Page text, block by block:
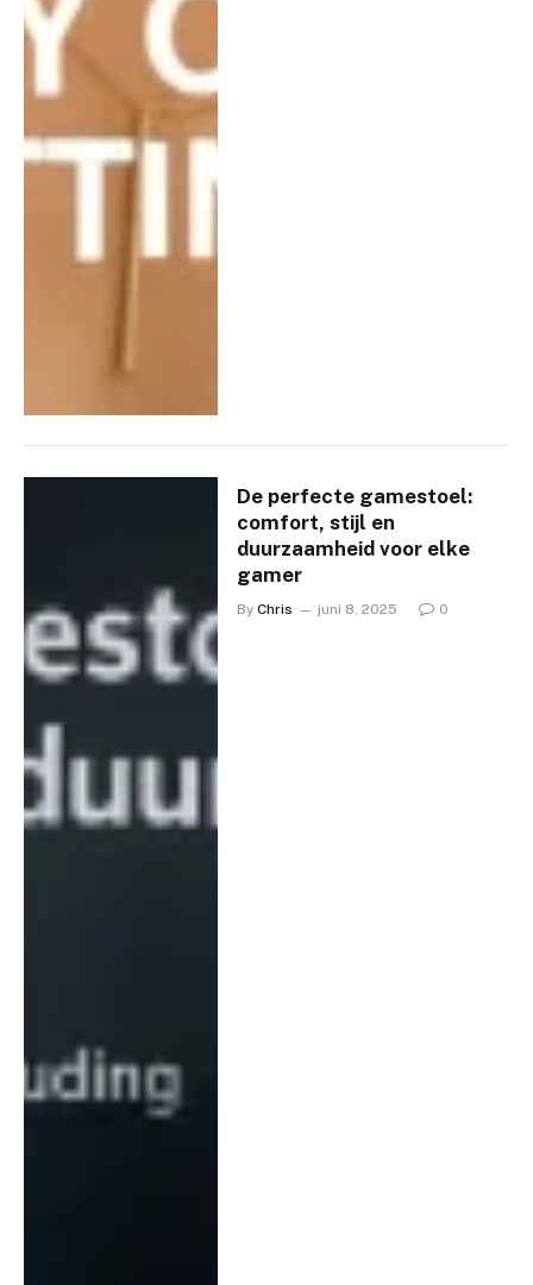
De perfecte gamestoel:
comfort, stijl en
duurzaamheid voor elke
gamer
By Chris juni 8, 2025 0